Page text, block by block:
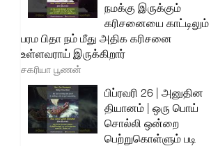
நமக்கு இருக்கும்
கரிசனையை காட்டிலும்
பரம பிதா நம் மீது அதிக கரிசனை
உள்ளவராய் இருக்கிறார்
சகரியா பூணன்
பிப்ரவரி 26 | அனுதின
தியானம் | ஒரு பொய்
சொல்லி ஒன்றை
பெற்றுகொள்ளும் படி